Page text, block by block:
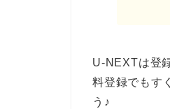
U-NEXTは登
料登録でもす
う♪